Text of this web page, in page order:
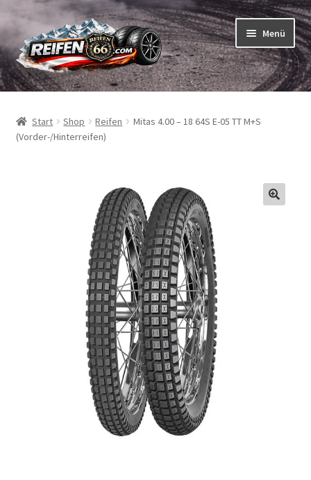
Zur
Navigation
springen
Zum
Inhalt
springen
Menü
Reifen
Schläuche
Start Shop Reifen
Mitas 4.00 – 18 64S E-05 TT M+S
(Vorder-/Hinterreifen)